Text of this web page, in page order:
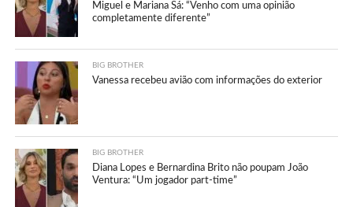
Miguel e Mariana Sá: “Venho com uma opinião
completamente diferente”
BIG BROTHER
Vanessa recebeu avião com informações do exterior
BIG BROTHER
Diana Lopes e Bernardina Brito não poupam João
Ventura: “Um jogador part-time”